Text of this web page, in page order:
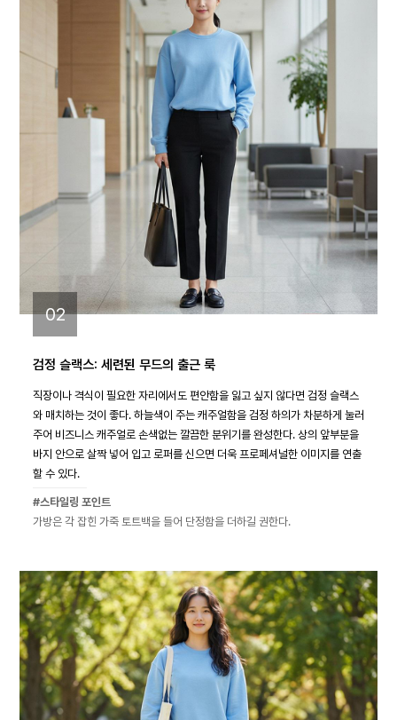
02
검정 슬랙스: 세련된 무드의 출근 룩
직장이나 격식이 필요한 자리에서도 편안함을 잃고 싶지 않다면 검정 슬랙스
와 매치하는 것이 좋다. 하늘색이 주는 캐주얼함을 검정 하의가 차분하게 눌러
주어 비즈니스 캐주얼로 손색없는 깔끔한 분위기를 완성한다. 상의 앞부분을
바지 안으로 살짝 넣어 입고 로퍼를 신으면 더욱 프로페셔널한 이미지를 연출
할 수 있다.
#스타일링 포인트
가방은 각 잡힌 가죽 토트백을 들어 단정함을 더하길 권한다.